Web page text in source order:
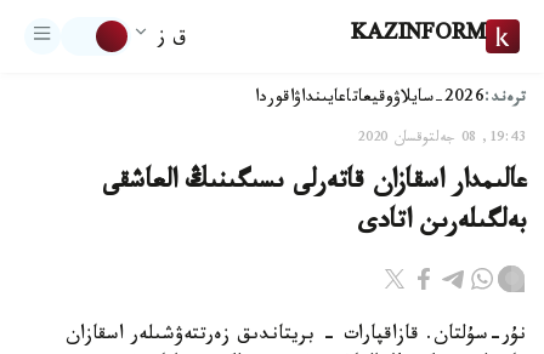
KAZINFORM ق ز
ترەند:2026-سايلاۋ وقيعاتاعايىنداۋاقوردا
19:43, 08 جەلتوقسان 2020
عالىمدار اسقازان قاتەرلى ىسىگىنىڭ العاشقى
بەلگىلەرىن اتادى
نۇر-سۇلتان. قازاقپارات – بريتاندىق زەرتتەۋشىلەر اسقازان